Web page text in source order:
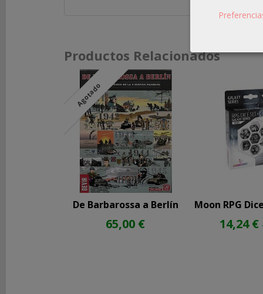
Instagram
Facebook
Youtube
Productos Relacionados
Agotado
De Barbarossa a Berlín
65,00 €
Moon RPG
14,24 €